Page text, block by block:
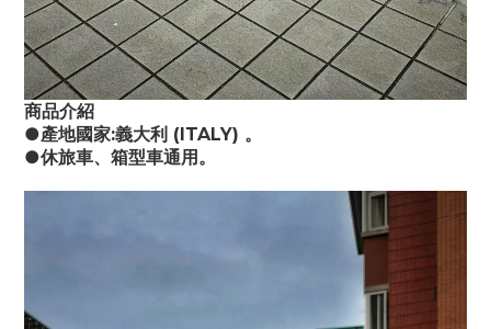
商品介紹
●產地國家:義大利 (ITALY) 。
●休旅車、箱型車通用。